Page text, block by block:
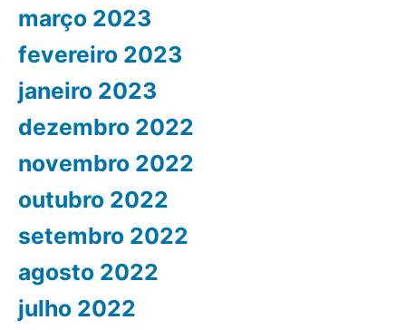
março 2023
fevereiro 2023
janeiro 2023
dezembro 2022
novembro 2022
outubro 2022
setembro 2022
agosto 2022
julho 2022